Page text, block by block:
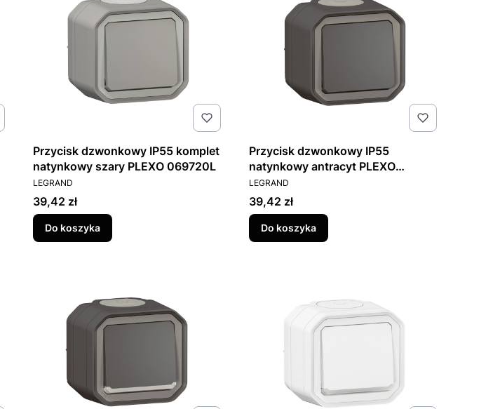
Przycisk dzwonkowy IP55 komplet
natynkowy szary PLEXO 069720L
PRODUCENT
LEGRAND
Cena
39,42 zł
Do koszyka
Przycisk dzwonkowy IP55
natynkowy antracyt PLEXO
069790L
PRODUCENT
LEGRAND
Cena
39,42 zł
Do koszyka